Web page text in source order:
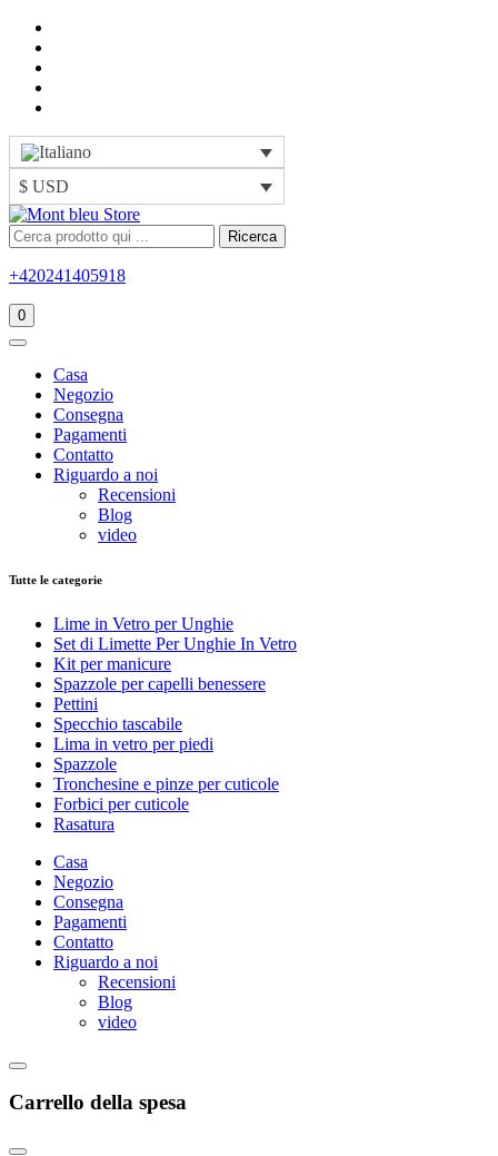
$ USD
Ricerca
+420241405918
0
Casa
Negozio
Consegna
Pagamenti
Contatto
Riguardo a noi
Recensioni
Blog
video
Tutte le categorie
Lime in Vetro per Unghie
Set di Limette Per Unghie In Vetro
Kit per manicure
Spazzole per capelli benessere
Pettini
Specchio tascabile
Lima in vetro per piedi
Spazzole
Tronchesine e pinze per cuticole
Forbici per cuticole
Rasatura
Casa
Negozio
Consegna
Pagamenti
Contatto
Riguardo a noi
Recensioni
Blog
video
Carrello della spesa